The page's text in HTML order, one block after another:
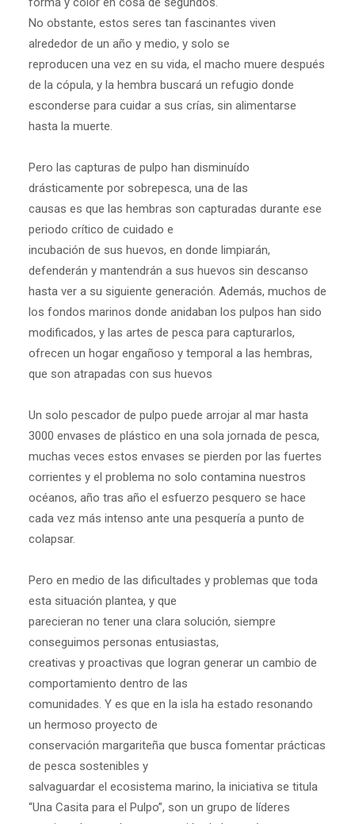
No obstante, estos seres tan fascinantes viven
alrededor de un año y medio, y solo se
reproducen una vez en su vida, el macho muere después
de la cópula, y la hembra buscará un refugio donde
esconderse para cuidar a sus crías, sin alimentarse
hasta la muerte.
Pero las capturas de pulpo han disminuído
drásticamente por sobrepesca, una de las
causas es que las hembras son capturadas durante ese
periodo crítico de cuidado e
incubación de sus huevos, en donde limpiarán,
defenderán y mantendrán a sus huevos sin descanso
hasta ver a su siguiente generación. Además, muchos de
los fondos marinos donde anidaban los pulpos han sido
modificados, y las artes de pesca para capturarlos,
ofrecen un hogar engañoso y temporal a las hembras,
que son atrapadas con sus huevos
Un solo pescador de pulpo puede arrojar al mar hasta
3000 envases de plástico en una sola jornada de pesca,
muchas veces estos envases se pierden por las fuertes
corrientes y el problema no solo contamina nuestros
océanos, año tras año el esfuerzo pesquero se hace
cada vez más intenso ante una pesquería a punto de
colapsar.
Pero en medio de las dificultades y problemas que toda
esta situación plantea, y que
parecieran no tener una clara solución, siempre
conseguimos personas entusiastas,
creativas y proactivas que logran generar un cambio de
comportamiento dentro de las
comunidades. Y es que en la isla ha estado resonando
un hermoso proyecto de
conservación margariteña que busca fomentar prácticas
de pesca sostenibles y
salvaguardar el ecosistema marino, la iniciativa se titula
“Una Casita para el Pulpo”, son un grupo de líderes